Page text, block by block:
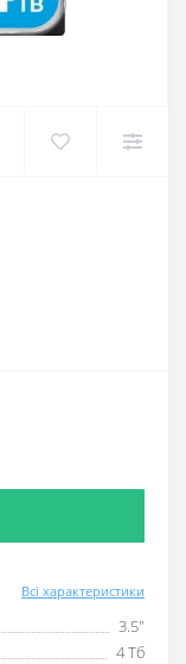
Всі характеристики
3.5"
4 Тб